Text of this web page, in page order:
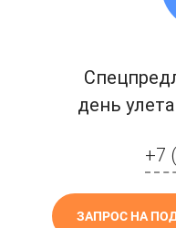
день
+7
ЗАПРОС НА